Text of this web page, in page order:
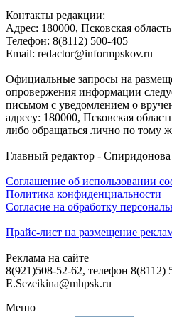
Контакты редакции:
Адреc: 180000, Псковская
Телефон: 8(8112) 500-405
Email: redactor@informpskov.ru
Официальные запросы на
опровержения информации
письмом с уведомлением о
адресу: 180000, Псковская
либо обращаться лично по тому
Главный редактор -
Соглашение об использовании
Политика конфиденциальности
Согласие на обработку
Прайс-лист на размещение
Реклама на сайте
8(921)508-52-62, телефон 8(8112)
E.Sezeikina@mhpsk.ru
Меню